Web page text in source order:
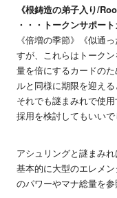
《根鋳造の弟子入り/
・・・トークンサポート
《倍増の季節》《似通
すが、これらはトーク
量を倍にするカードの
ルと同様に期限を迎え
それでも謎まみれで使
採用を検討してもいいで
アシュリングと謎まみ
基本的に大型のエレメ
のパワーやマナ総量を参